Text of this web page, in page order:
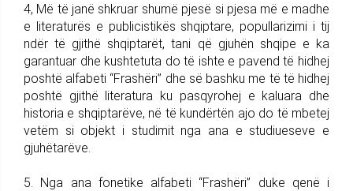
4, Më të janë shkruar shumë pjesë si pjesa më e madhe
e literaturës e publicistikës shqiptare, popullarizimi i tij
ndër të gjithë shqiptarët, tani që gjuhën shqipe e ka
garantuar dhe kushtetuta do të ishte e pavend të hidhej
poshtë alfabeti “Frashëri” dhe së bashku me të të hidhej
poshtë gjithë literatura ku pasqyrohej e kaluara dhe
historia e shqiptarëve, në të kundërtën ajo do të mbetej
vetëm si objekt i studimit nga ana e studiueseve e
gjuhëtarëve.
5. Nga ana fonetike alfabeti “Frashëri” duke qenë i